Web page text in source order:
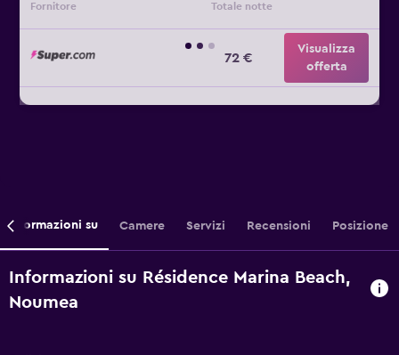
Fornitore Totale notte
72 €
Visualizza
offerta
Informazioni su Camere Servizi Recensioni Posizione
Informazioni su Résidence Marina Beach,
Noumea